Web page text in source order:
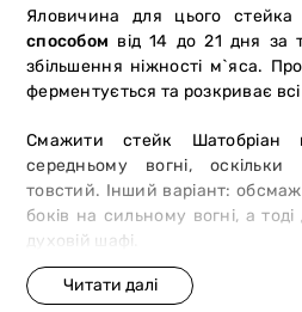
Яловичина для цього стейка
способом від 14 до 21 дня
збільшення ніжності м`яса.
ферментується та розкриває
Смажити стейк Шатобріан
середньому вогні,
товстий. Інший варіант:
боків на сильному вогні, а
духовій шафі.
Оптимальний ступінь